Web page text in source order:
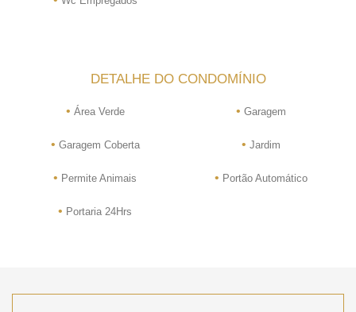
DETALHE DO CONDOMÍNIO
• Área Verde • Garagem
• Garagem Coberta • Jardim
• Permite Animais • Portão Automático
• Portaria 24Hrs